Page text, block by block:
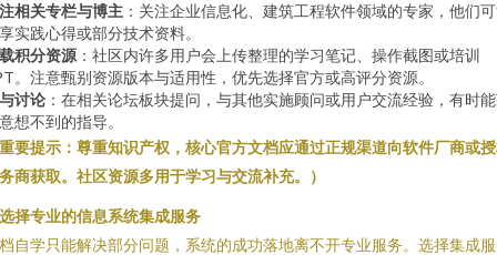
相关专栏与博主 ：关注企业信息化、建筑工程软件领域的专家，他们
实践心得或部分技术资料。
积分资源 ：社区内许多用户会上传整理的学习笔记、操作截图或培训
。注意甄别资源版本与适用性，优先选择官方或高评分资源。
讨论 ：在相关论坛板块提问，与其他实施顾问或用户交流经验，有时
想不到的指导。
要提示：尊重知识产权，核心官方文档应通过正规渠道向软件厂商或
商获取。社区资源多用于学习与交流补充。）
择专业的信息系统集成服务
自学只能解决部分问题，系统的成功落地离不开专业服务。选择集成